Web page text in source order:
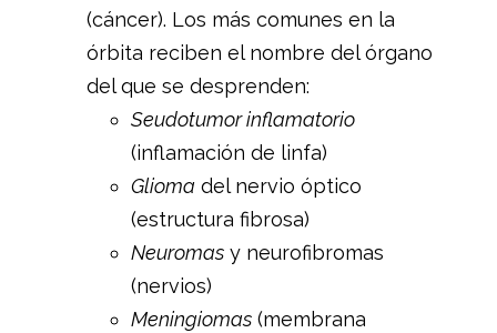
(cáncer). Los más comunes en la
órbita reciben el nombre del órgano
del que se desprenden:
Seudotumor inflamatorio
(inflamación de linfa)
Glioma del nervio óptico
(estructura fibrosa)
Neuromas y neurofibromas
(nervios)
Meningiomas (membrana